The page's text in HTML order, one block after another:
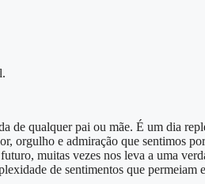
de qualquer pai ou mãe. É um dia
orgulho e admiração que sentimos
muitas vezes nos leva a uma
de sentimentos que